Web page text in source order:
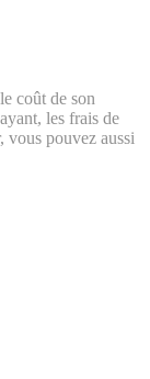
coût de son
les frais de
vous pouvez aussi